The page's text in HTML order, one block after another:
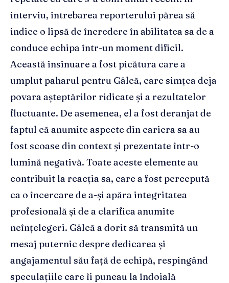
interviu, întrebarea reporterului părea să
indice o lipsă de încredere în abilitatea sa de a
conduce echipa într-un moment dificil.
Această insinuare a fost picătura care a
umplut paharul pentru Gâlcă, care simțea deja
povara așteptărilor ridicate și a rezultatelor
fluctuante. De asemenea, el a fost deranjat de
faptul că anumite aspecte din cariera sa au
fost scoase din context și prezentate într-o
lumină negativă. Toate aceste elemente au
contribuit la reacția sa, care a fost percepută
ca o încercare de a-și apăra integritatea
profesională și de a clarifica anumite
neînțelegeri. Gâlcă a dorit să transmită un
mesaj puternic despre dedicarea și
angajamentul său față de echipă, respingând
speculațiile care îi puneau la îndoială